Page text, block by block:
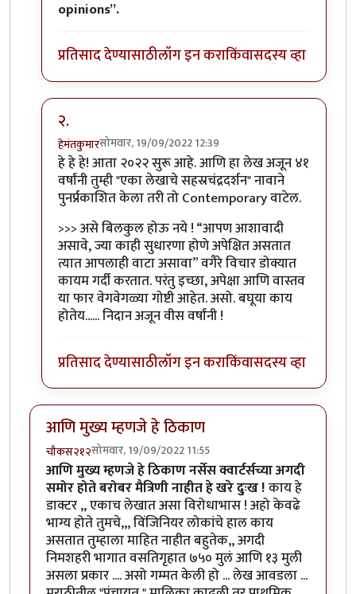
opinions”.
प्रतिसाद देण्यासाठीलॉग इन कराकिंवासदस्य व्हा
२.
हेमंतकुमारसोमवार, 19/09/2022 12:39
In reply toरोचक आठवणीbyतुषार काळभोर
हे हे हे! आता २०२२ सुरू आहे. आणि हा लेख अजून ४१
वर्षांनी तुम्ही "एका लेखाचे सहस्रचंद्रदर्शन" नावाने
पुनर्प्रकाशित केला तरी तो Contemporary वाटेल.
>>> असे बिलकुल होऊ नये ! “आपण आशावादी
असावे, ज्या काही सुधारणा होणे अपेक्षित असतात
त्यात आपलाही वाटा असावा” वगैरे विचार डोक्यात
कायम गर्दी करतात. परंतु इच्छा, अपेक्षा आणि वास्तव
या फार वेगवेगळ्या गोष्टी आहेत. असो. बघूया काय
होतेय...... निदान अजून वीस वर्षांनी !
प्रतिसाद देण्यासाठीलॉग इन कराकिंवासदस्य व्हा
आणि मुख्य म्हणजे हे ठिकाण
चौकस२१२सोमवार, 19/09/2022 11:55
आणि मुख्य म्हणजे हे ठिकाण नर्सेस क्वार्टर्सच्या अगदी
समोर होते बरोबर मैत्रिणी नाहीत हे खरे दुःख !काय हे
डाक्टर ,, एकाच लेखात असा विरोधाभास ! अहो केवढे
भाग्य होते तुमचे,,, विंजिनियर लोकांचे हाल काय
असतात तुम्हाला माहित नाहीत बहुतेक,, अगदी
निमशहरी भागात वसतिगृहात ७५० मुलं आणि १३ मुली
असला प्रकार .... असो गम्मत केली हो ... लेख आवडला ...